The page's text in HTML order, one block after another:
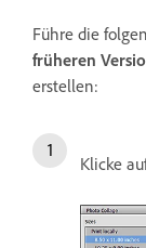
Führe die
früheren
erstellen:
Klicke